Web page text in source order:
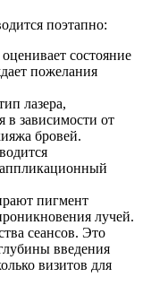
поэтапно:
состояние
пожелания
лазера,
в зависимости от
бровей.
аппликационный
пигмент
лучей.
сеансов. Это
введения
визитов для